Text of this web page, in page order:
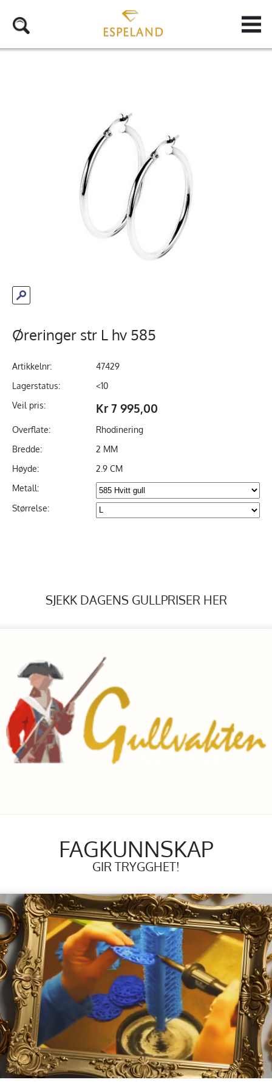
Øreringer str L hv 585
Artikkelnr:
47429
Lagerstatus:
<10
Veil pris:
Kr 7 995,00
Overflate:
Rhodinering
Bredde:
2 MM
Høyde:
2.9 CM
Metall:
Størrelse:
SJEKK DAGENS GULLPRISER HER
FAGKUNNSKAP
GIR TRYGGHET!